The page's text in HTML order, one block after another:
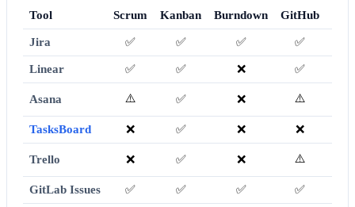
Tool Scrum Kanban Burndown GitHub
Jira ✅ ✅ ✅ ✅
Linear ✅ ✅ ❌ ✅
Asana ⚠️ ✅ ❌ ⚠️
TasksBoard ❌ ✅ ❌ ❌
Trello ❌ ✅ ❌ ⚠️
GitLab Issues ✅ ✅ ✅ ✅